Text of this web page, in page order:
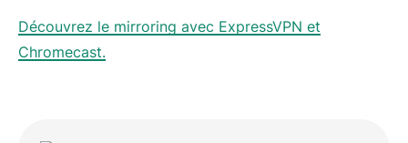
Découvrez le mirroring avec ExpressVPN et
Chromecast.